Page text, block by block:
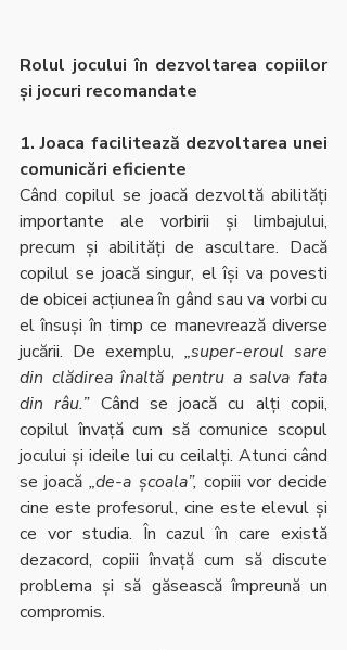
Rolul jocului în dezvoltarea copiilor
și jocuri recomandate
1. Joaca facilitează dezvoltarea unei
comunicări eficiente
Când copilul se joacă dezvoltă abilități
importante ale vorbirii și limbajului,
precum și abilități de ascultare. Dacă
copilul se joacă singur, el își va povesti
de obicei acțiunea în gând sau va vorbi cu
el însuși în timp ce manevrează diverse
jucării. De exemplu, „super-eroul sare
din clădirea înaltă pentru a salva fata
din râu.” Când se joacă cu alți copii,
copilul învață cum să comunice scopul
jocului și ideile lui cu ceilalți. Atunci când
se joacă „de-a școala”, copiii vor decide
cine este profesorul, cine este elevul și
ce vor studia. În cazul în care există
dezacord, copiii învață cum să discute
problema și să găsească împreună un
compromis.